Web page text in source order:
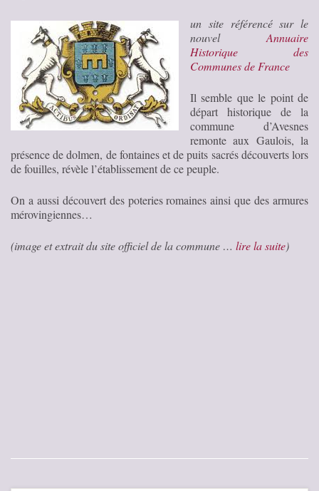
un site référencé sur le
nouvel Annuaire
Historique des
Communes de France
Il semble que le point de
départ historique de la
commune d’Avesnes
remonte aux Gaulois, la
présence de dolmen, de fontaines et de puits sacrés découverts lors
de fouilles, révèle l’établissement de ce peuple.
On a aussi découvert des poteries romaines ainsi que des armures
mérovingiennes…
(image et extrait du site officiel de la commune … lire la suite)